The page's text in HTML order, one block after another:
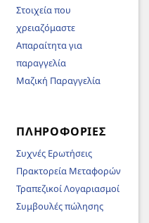
Στοιχεία που
χρειαζόμαστε
Απαραίτητα για
παραγγελία
Μαζική Παραγγελία
ΠΛΗΡΟΦΟΡΊΕΣ
Συχνές Ερωτήσεις
Πρακτορεία Μεταφορών
Τραπεζικοί Λογαριασμοί
Συμβουλές πώλησης